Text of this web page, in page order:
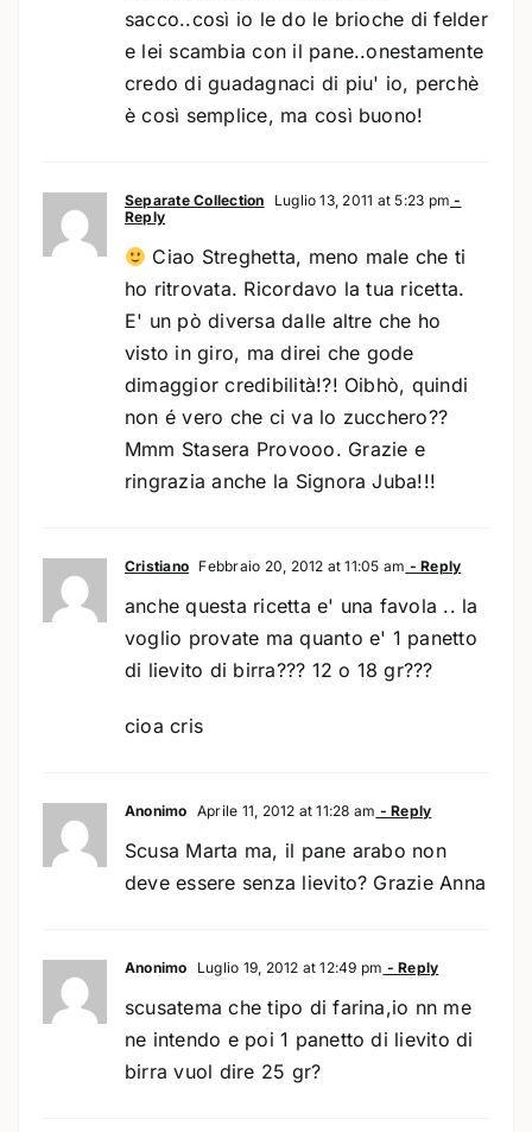
sacco..così io le do le brioche di felder
e lei scambia con il pane..onestamente
credo di guadagnaci di piu' io, perchè
è così semplice, ma così buono!
Separate Collection Luglio 13, 2011 at 5:23 pm -
Reply
Ciao Streghetta, meno male che ti
ho ritrovata. Ricordavo la tua ricetta.
E' un pò diversa dalle altre che ho
visto in giro, ma direi che gode
dimaggior credibilità!?! Oibhò, quindi
non é vero che ci va lo zucchero??
Mmm Stasera Provooo. Grazie e
ringrazia anche la Signora Juba!!!
Cristiano Febbraio 20, 2012 at 11:05 am - Reply
anche questa ricetta e' una favola .. la
voglio provate ma quanto e' 1 panetto
di lievito di birra??? 12 o 18 gr???
cioa cris
Anonimo Aprile 11, 2012 at 11:28 am - Reply
Scusa Marta ma, il pane arabo non
deve essere senza lievito? Grazie Anna
Anonimo Luglio 19, 2012 at 12:49 pm - Reply
scusatema che tipo di farina,io nn me
ne intendo e poi 1 panetto di lievito di
birra vuol dire 25 gr?